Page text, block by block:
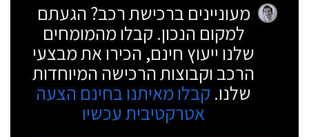
מעוניינים ברכישת רכב? הגעתם
למקום הנכון. קבלו מהמומחים
שלנו ייעוץ חינם, הכירו את מבצעי
הרכב וקבוצות הרכישה המיוחדות
שלנו. קבלו מאיתנו בחינם הצעה
אטרקטיבית עכשיו